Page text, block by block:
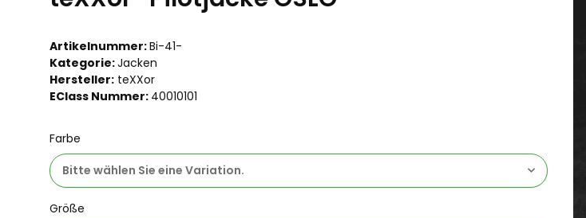
Artikelnummer:Bi-41-
Kategorie:Jacken
Hersteller: teXXor
EClass Nummer: 40010101
Farbe
Bitte wählen Sie eine Variation.
Größe